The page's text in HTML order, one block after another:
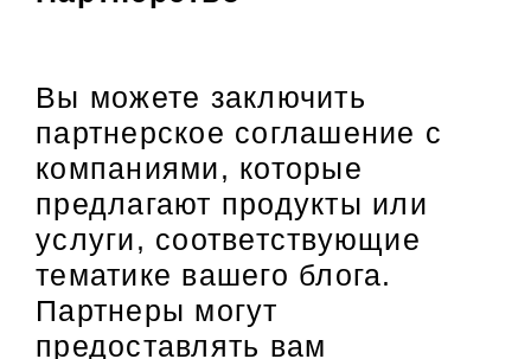
Вы можете заключить
партнерское соглашение с
компаниями, которые
предлагают продукты или
услуги, соответствующие
тематике вашего блога.
Партнеры могут
предоставлять вам